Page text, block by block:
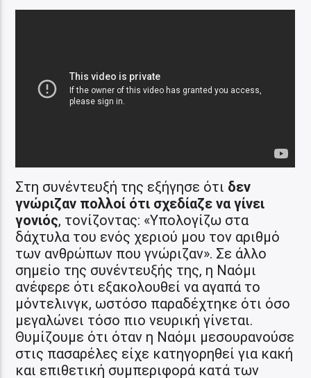
Στη συνέντευξή της εξήγησε ότι δεν
γνώριζαν πολλοί ότι σχεδίαζε να γίνει
γονιός, τονίζοντας: «Υπολογίζω στα
δάχτυλα του ενός χεριού μου τον αριθμό
των ανθρώπων που γνώριζαν». Σε άλλο
σημείο της συνέντευξής της, η Ναόμι
ανέφερε ότι εξακολουθεί να αγαπά το
μόντελινγκ, ωστόσο παραδέχτηκε ότι όσο
μεγαλώνει τόσο πιο νευρική γίνεται.
Θυμίζουμε ότι όταν η Ναόμι μεσουρανούσε
στις πασαρέλες είχε κατηγορηθεί για κακή
και επιθετική συμπεριφορά κατά των